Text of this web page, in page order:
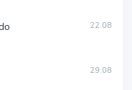
22.08
29.08